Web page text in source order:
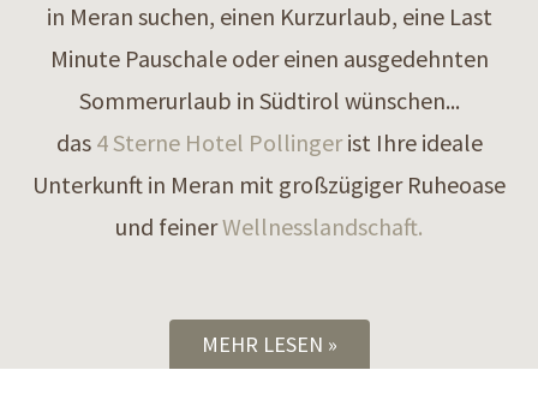
in Meran suchen, einen Kurzurlaub, eine Last
Minute Pauschale oder einen ausgedehnten
Sommerurlaub in Südtirol wünschen...
das 4 Sterne Hotel Pollingerist Ihre ideale
Unterkunft in Meran mit großzügiger Ruheoase
und feinerWellnesslandschaft.
MEHR LESEN